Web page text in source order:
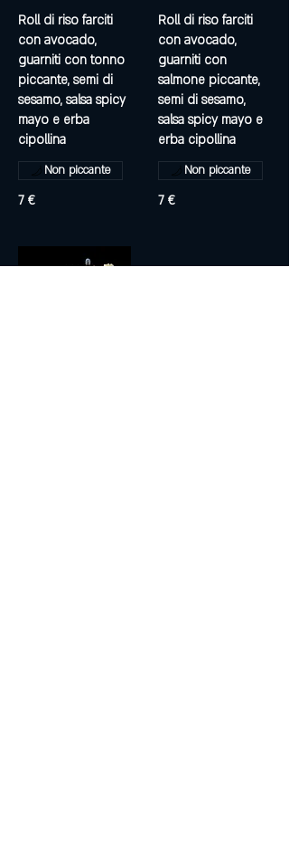
Roll di riso farciti
con avocado,
guarniti con tonno
piccante, semi di
sesamo, salsa spicy
mayo e erba
7 €
Non piccante
Roll di riso farciti
con avocado,
guarniti con
salmone piccante,
semi di sesamo,
salsa spicy mayo e
erba cipollina
7 €
Non piccante